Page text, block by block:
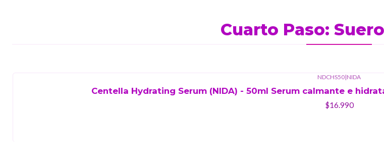
Cuarto Paso:
NDCHS50|NIDA
Centella Hydrating Serum (NIDA) - 50ml Serum calmante e
$16.990